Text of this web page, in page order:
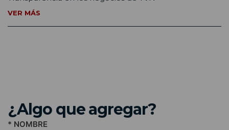
VER MÁS
¿Algo que agregar?
* NOMBRE